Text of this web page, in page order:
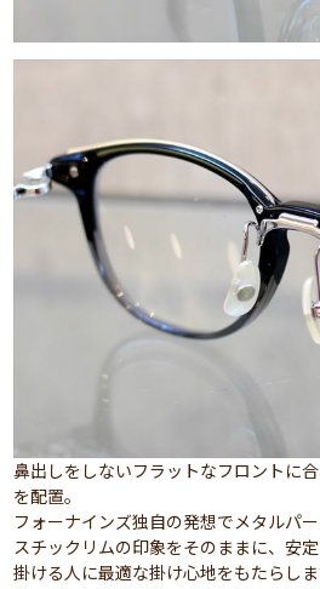
鼻出しをしないフラットなフロントに
を配置。
フォーナインズ独自の発想でメタルパ
スチックリムの印象をそのままに、安
掛ける人に最適な掛け心地をもたらしま